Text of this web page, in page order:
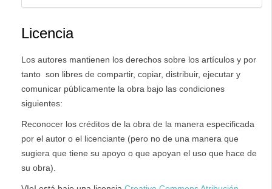
Licencia
Los autores mantienen los derechos sobre los artículos y por
tanto son libres de compartir, copiar, distribuir, ejecutar y
comunicar públicamente la obra bajo las condiciones
siguientes:
Reconocer los créditos de la obra de la manera especificada
por el autor o el licenciante (pero no de una manera que
sugiera que tiene su apoyo o que apoyan el uso que hace de
su obra).